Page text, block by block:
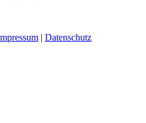
| Datenschutz